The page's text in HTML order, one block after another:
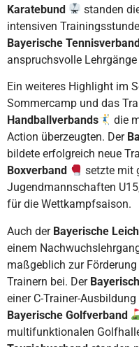
Karatebund
standen
intensiven
Bayerische
anspruchsvolle
Ein weiteres Highlight im
Sommercamp und das
Handballverbands
die
Action überzeugten. Der
bildete erfolgreich neue
Boxverband
setzte mit
Jugendmannschaften
für die Wettkampfsaison.
Auch der Bayerische
einem
maßgeblich zur
Trainern bei. Der
einer C-Trainer-
Bayerische Golfverband
multifunktionalen